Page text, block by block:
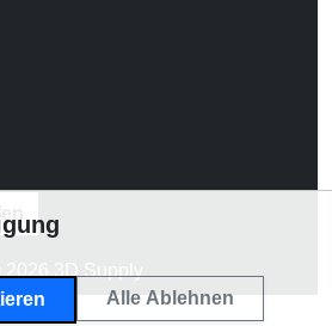
2026 3D Supply
Alle Ablehnen